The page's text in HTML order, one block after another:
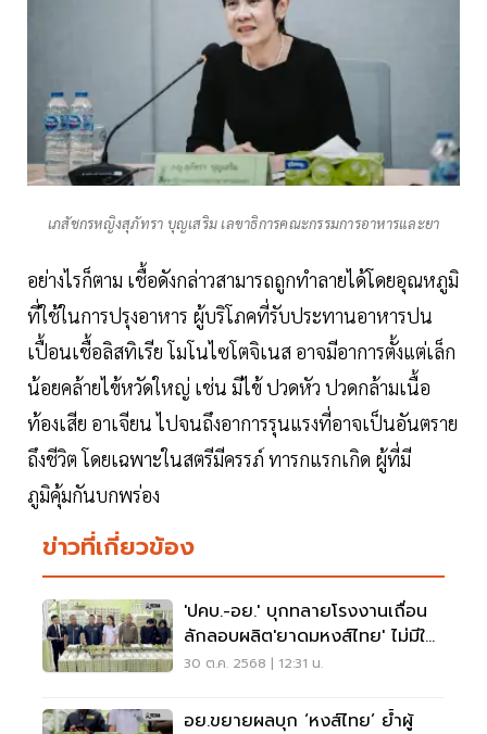
เภสัชกรหญิงสุภัทรา บุญเสริม เลขาธิการคณะกรรมการอาหารและยา
อย่างไรก็ตาม เชื้อดังกล่าวสามารถถูกทำลายได้โดยอุณหภูมิ
ที่ใช้ในการปรุงอาหาร ผู้บริโภคที่รับประทานอาหารปน
เปื้อนเชื้อลิสทิเรีย โมโนไซโตจิเนส อาจมีอาการตั้งแต่เล็ก
น้อยคล้ายไข้หวัดใหญ่ เช่น มีไข้ ปวดหัว ปวดกล้ามเนื้อ
ท้องเสีย อาเจียน ไปจนถึงอาการรุนแรงที่อาจเป็นอันตราย
ถึงชีวิต โดยเฉพาะในสตรีมีครรภ์ ทารกแรกเกิด ผู้ที่มี
ภูมิคุ้มกันบกพร่อง
ข่าวที่เกี่ยวข้อง
'ปคบ.-อย.' บุกทลายโรงงานเถื่อน
ลักลอบผลิต'ยาดมหงส์ไทย' ไม่มีใบ
อนุญาต
30 ต.ค. 2568 | 12:31 น.
อย.ขยายผลบุก ‘หงส์ไทย’ ย้ำผู้